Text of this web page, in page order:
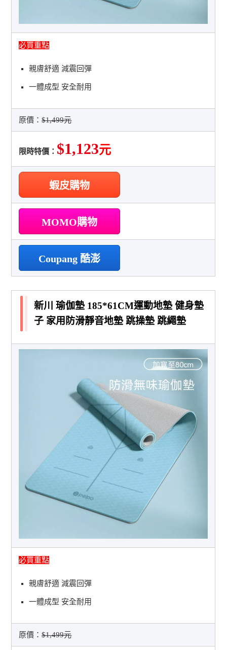
必買重點
親膚舒適 減震回彈
一體成型 安全耐用
原價：$1,499元
限時特價： $1,123元
蝦皮購物
MOMO購物
Coupang 酷澎
新川 瑜伽墊 185*61CM運動地墊 健身墊
子 家用防滑靜音地墊 跳操墊 跳繩墊
必買重點
親膚舒適 減震回彈
一體成型 安全耐用
原價：$1,499元